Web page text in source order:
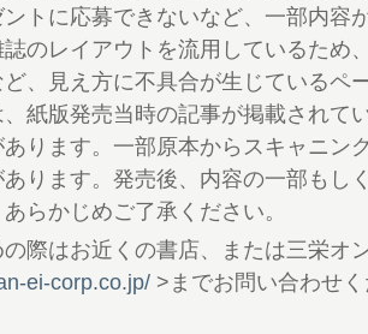
キャンペーンのお知らせ
on Trail
のOne Size Fits All
／奥付
Day
TIMES
トに応募できないなど、一部内容
のレイアウトを流用しているため
、見え方に不具合が生じているペ
、紙版発売当時の記事が掲載されて
ります。一部原本からスキャニン
ります。発売後、内容の一部もし
らかじめご了承ください。
際はお近くの書店、または三栄オ
ei-corp.co.jp/ >までお問い合わせ